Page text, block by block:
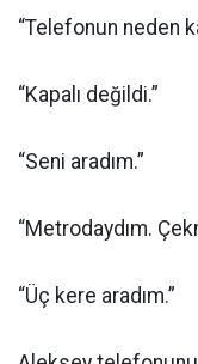
“Telefonun neden
“Kapalı değildi.”
“Seni aradım.”
“Metrodaydım.
“Üç kere aradım.”